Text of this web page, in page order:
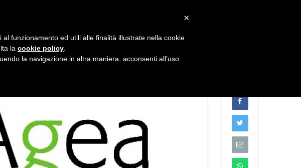
PROGETTI NEWS
×
funzionamento ed utili alle finalità illustrate nella cookie
la cookie policy
la navigazione in altra maniera, acconsenti all’uso